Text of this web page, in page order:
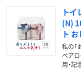
トイ
(N)
ト
私の「
ペア
用・記